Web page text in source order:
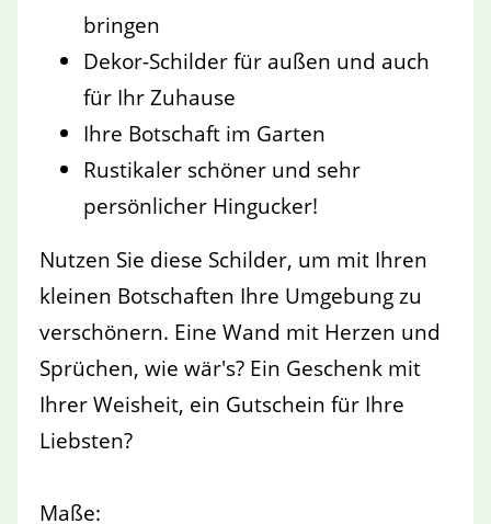
bringen
Dekor-Schilder für außen und auch
für Ihr Zuhause
Ihre Botschaft im Garten
Rustikaler schöner und sehr
persönlicher Hingucker!
Nutzen Sie diese Schilder, um mit Ihren
kleinen Botschaften Ihre Umgebung zu
verschönern. Eine Wand mit Herzen und
Sprüchen, wie wär's? Ein Geschenk mit
Ihrer Weisheit, ein Gutschein für Ihre
Liebsten?
Maße: